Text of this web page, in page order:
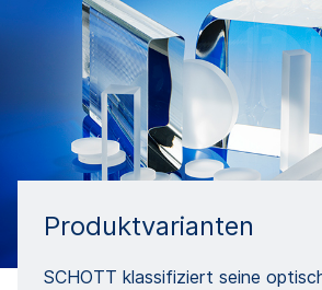
Produktvarianten
SCHOTT klassifiziert seine